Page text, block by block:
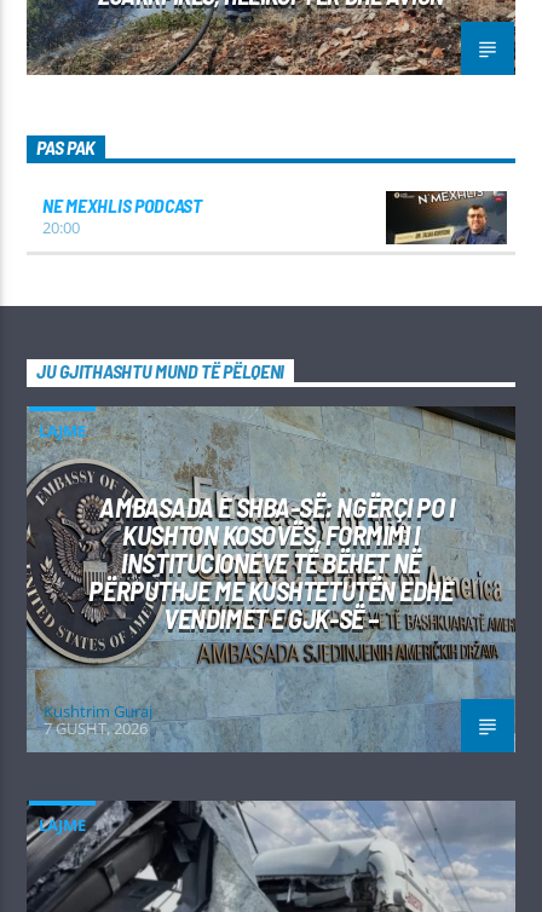
PAS PAK
NE MEXHLIS PODCAST
20:00
JU GJITHASHTU MUND TË PËLQENI
LAJME
AMBASADA E SHBA-SË: NGËRÇI PO I
KUSHTON KOSOVËS, FORMIMI I
INSTITUCIONEVE TË BËHET NË
PËRPUTHJE ME KUSHTETUTËN EDHE
VENDIMET E GJK-SË –
Kushtrim Guraj
7 GUSHT, 2026
LAJME